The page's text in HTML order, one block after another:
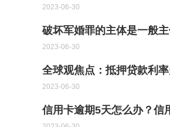
2023-06-30
破坏军婚罪的主体是一般
2023-06-30
全球观焦点：抵押贷款利
2023-06-30
信用卡逾期5天怎么办？信